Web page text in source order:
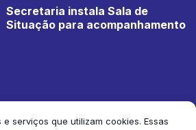
serviços que utilizam cookies. Essas
Secretaria instala Sala de
Situação para acompanhamento